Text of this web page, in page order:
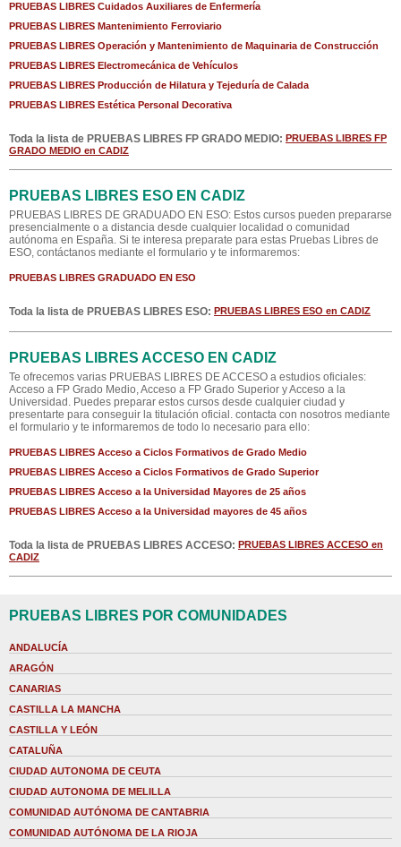
PRUEBAS LIBRES Cuidados Auxiliares de Enfermería
PRUEBAS LIBRES Mantenimiento Ferroviario
PRUEBAS LIBRES Operación y Mantenimiento de Maquinaria de Construcción
PRUEBAS LIBRES Electromecánica de Vehículos
PRUEBAS LIBRES Producción de Hilatura y Tejeduría de Calada
PRUEBAS LIBRES Estética Personal Decorativa
Toda la lista de PRUEBAS LIBRES FP GRADO MEDIO: PRUEBAS LIBRES FP
GRADO MEDIO en CADIZ
PRUEBAS LIBRES ESO EN CADIZ
PRUEBAS LIBRES DE GRADUADO EN ESO: Estos cursos pueden prepararse
presencialmente o a distancia desde cualquier localidad o comunidad
autónoma en España. Si te interesa preparate para estas Pruebas Libres de
ESO, contáctanos mediante el formulario y te informaremos:
PRUEBAS LIBRES GRADUADO EN ESO
Toda la lista de PRUEBAS LIBRES ESO: PRUEBAS LIBRES ESO en CADIZ
PRUEBAS LIBRES ACCESO EN CADIZ
Te ofrecemos varias PRUEBAS LIBRES DE ACCESO a estudios oficiales:
Acceso a FP Grado Medio, Acceso a FP Grado Superior y Acceso a la
Universidad. Puedes preparar estos cursos desde cualquier ciudad y
presentarte para conseguir la titulación oficial. contacta con nosotros mediante
el formulario y te informaremos de todo lo necesario para ello:
PRUEBAS LIBRES Acceso a Ciclos Formativos de Grado Medio
PRUEBAS LIBRES Acceso a Ciclos Formativos de Grado Superior
PRUEBAS LIBRES Acceso a la Universidad Mayores de 25 años
PRUEBAS LIBRES Acceso a la Universidad mayores de 45 años
Toda la lista de PRUEBAS LIBRES ACCESO: PRUEBAS LIBRES ACCESO en
CADIZ
PRUEBAS LIBRES POR COMUNIDADES
ANDALUCÍA
ARAGÓN
CANARIAS
CASTILLA LA MANCHA
CASTILLA Y LEÓN
CATALUÑA
CIUDAD AUTONOMA DE CEUTA
CIUDAD AUTONOMA DE MELILLA
COMUNIDAD AUTÓNOMA DE CANTABRIA
COMUNIDAD AUTÓNOMA DE LA RIOJA